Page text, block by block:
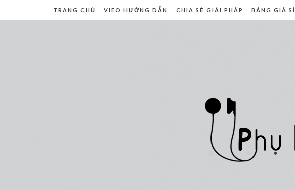
TRANG CHỦ VIEO HƯỚNG DẪN CHIA SẺ GIẢI PHÁP BẢNG GIÁ SỈ